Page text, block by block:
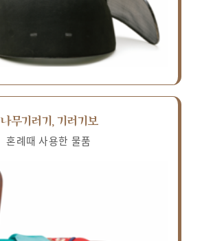
나무기러기, 기러기보
혼례때 사용한 물품